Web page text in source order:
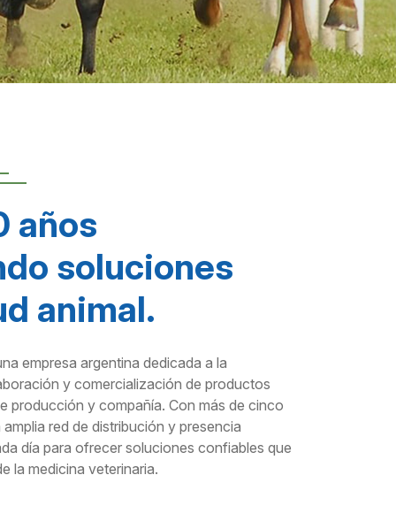
años
soluciones
animal.
empresa argentina dedicada a la
y comercialización de productos
producción y compañía. Con más de cinco
red de distribución y presencia
día para ofrecer soluciones confiables que
la medicina veterinaria.